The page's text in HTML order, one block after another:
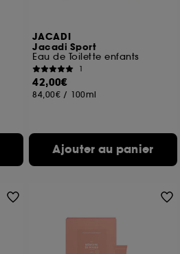
JACADI
Jacadi Sport
Eau de Toilette enfants
1
42,00€
84,00€ / 100ml
Ajouter au panier